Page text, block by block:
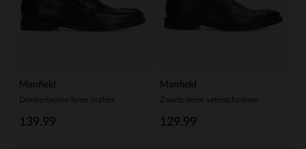
Manfield
Donkerbruine leren loafers
139.99
Manfield
Zwarte leren veterschoenen
129.99